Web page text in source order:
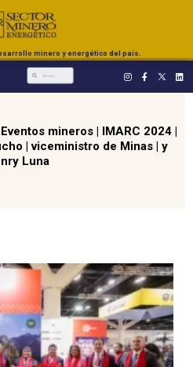
minero y energético del país.
Eventos mineros| IMARC 2024|
|viceministro de Minas | y
Luna